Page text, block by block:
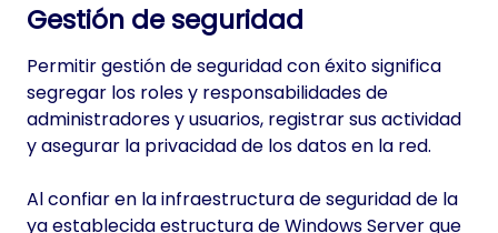
Gestión de seguridad
Permitir gestión de seguridad con éxito significa
segregar los roles y responsabilidades de
administradores y usuarios, registrar sus actividad
y asegurar la privacidad de los datos en la red.
Al confiar en la infraestructura de seguridad de la
ya establecida estructura de Windows Server que